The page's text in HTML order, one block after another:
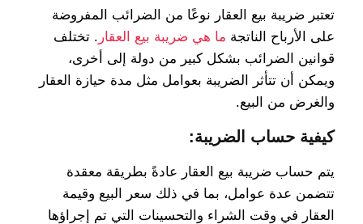
تعتبر ضريبة بيع العقار نوعًا من الضرائب المفروضة
على الأرباح الناتجة ما هي ضريبة بيع العقار . تختلف
قوانين الضرائب بشكل كبير من دولة إلى أخرى،
ويمكن أن تتأثر الضريبة بعوامل مثل مدة حيازة العقار
والغرض من البيع.
كيفية حساب الضريبة:
يتم حساب ضريبة بيع العقار عادةً بطريقة معقدة
تتضمن عدة عوامل، بما في ذلك سعر البيع وقيمة
العقار في وقت الشراء والتحسينات التي تم إجراؤها